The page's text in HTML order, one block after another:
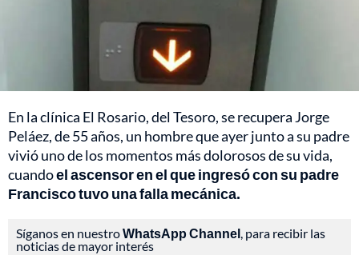
En la clínica El Rosario, del Tesoro, se recupera Jorge
Peláez, de 55 años, un hombre que ayer junto a su padre
vivió uno de los momentos más dolorosos de su vida,
cuandoel ascensor en el que ingresó con su padre
Francisco tuvo una falla mecánica.
Síganos en nuestroWhatsApp Channel, para recibir las
noticias de mayor interés